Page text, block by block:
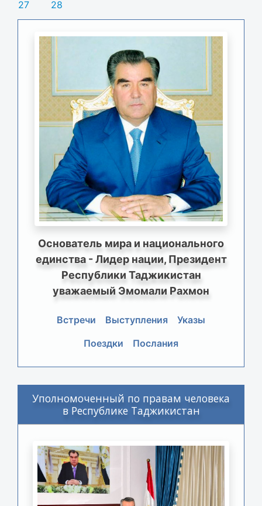
27 28
Основатель мира и национального
единства - Лидер нации, Президент
Республики Таджикистан
уважаемый Эмомали Рахмон
Встречи Выступления
Указы
Поездки
Послания
Уполномоченный по правам человека
в Республике Таджикистан